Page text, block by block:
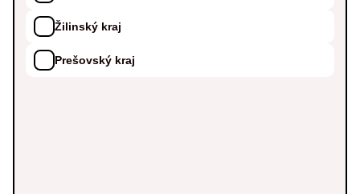
Žilinský kraj
Prešovský kraj